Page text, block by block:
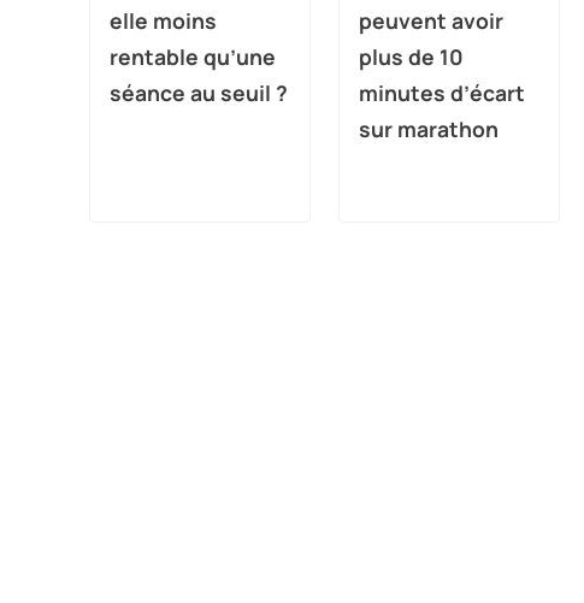
elle moins
rentable qu’une
séance au seuil ?
peuvent avoir
plus de 10
minutes d’écart
sur marathon